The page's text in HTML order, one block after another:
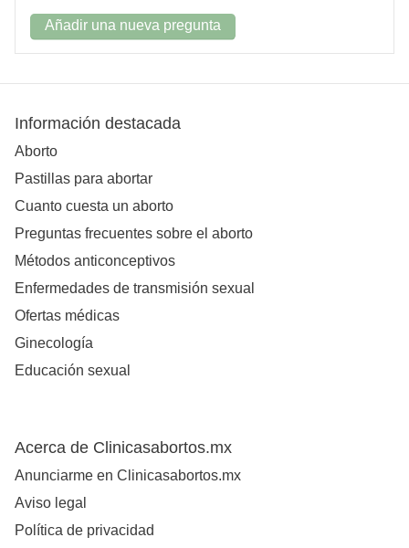
Añadir una nueva pregunta
Información destacada
Aborto
Pastillas para abortar
Cuanto cuesta un aborto
Preguntas frecuentes sobre el aborto
Métodos anticonceptivos
Enfermedades de transmisión sexual
Ofertas médicas
Ginecología
Educación sexual
Acerca de Clinicasabortos.mx
Anunciarme en Clinicasabortos.mx
Aviso legal
Política de privacidad